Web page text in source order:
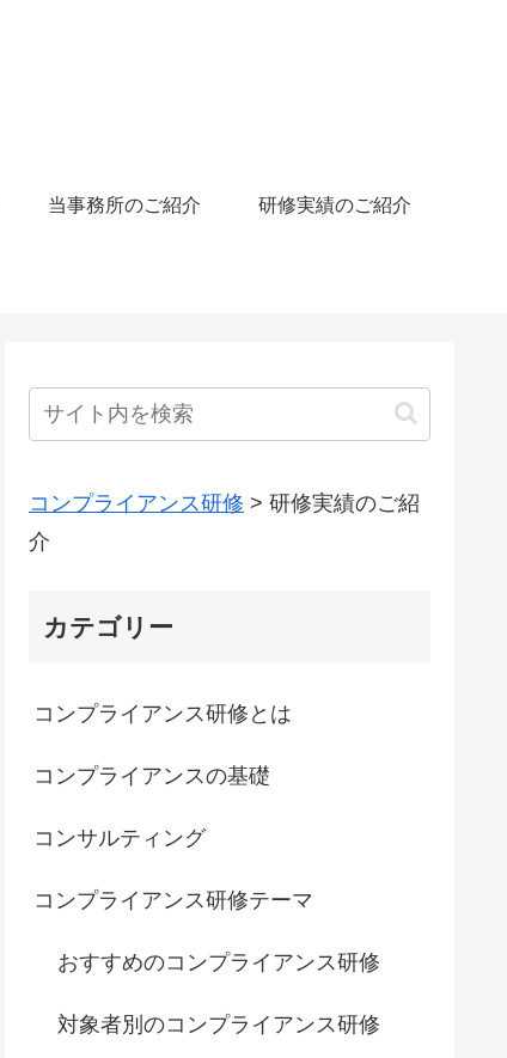
当事務所のご紹介 研修実績のご紹介
コンプライアンス研修 > 研修実績のご紹
介
カテゴリー
コンプライアンス研修とは
コンプライアンスの基礎
コンサルティング
コンプライアンス研修テーマ
おすすめのコンプライアンス研修
対象者別のコンプライアンス研修